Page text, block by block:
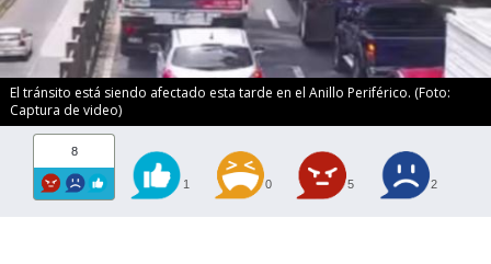
El tránsito está siendo afectado esta tarde en el Anillo Periférico. (Foto:
Captura de video)
8
1 0 5 2